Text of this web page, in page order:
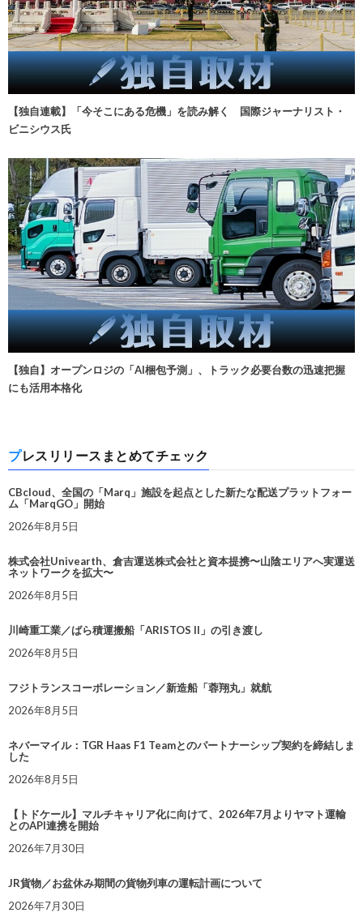
【独自連載】「今そこにある危機」を読み解く 国際ジャーナリスト・
ビニシウス氏
【独自】オープンロジの「AI梱包予測」、トラック必要台数の迅速把握
にも活用本格化
プレスリリースまとめてチェック
CBcloud、全国の「Marq」施設を起点とした新たな配送プラットフォー
ム「MarqGO」開始
2026年8月5日
株式会社Univearth、倉吉運送株式会社と資本提携〜山陰エリアへ実運送
ネットワークを拡大〜
2026年8月5日
川崎重工業／ばら積運搬船「ARISTOS II」の引き渡し
2026年8月5日
フジトランスコーポレーション／新造船「蓉翔丸」就航
2026年8月5日
ネバーマイル：TGR Haas F1 Teamとのパートナーシップ契約を締結しま
した
2026年8月5日
【トドケール】マルチキャリア化に向けて、2026年7月よりヤマト運輸
とのAPI連携を開始
2026年7月30日
JR貨物／お盆休み期間の貨物列車の運転計画について
2026年7月30日